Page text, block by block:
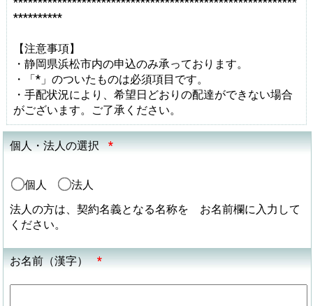
**********
【注意事項】
・静岡県浜松市内の申込のみ承っております。
・「*」のついたものは必須項目です。
・手配状況により、希望日どおりの配達ができない場合
がございます。ご了承ください。
個人・法人の選択 *
個人
法人
法人の方は、契約名義となる名称を お名前欄に入力して
ください。
お名前（漢字） *